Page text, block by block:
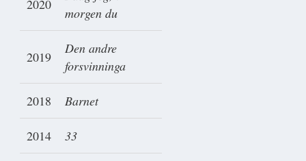
2020
morgen du
2019
Den andre
forsvinninga
2018 Barnet
2014 33